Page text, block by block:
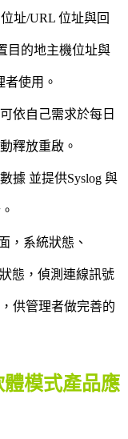
址/URL 位址與回
目的地主機位址與
者使用。
依自己需求於每日
釋放重啟。
據 並提供Syslog 與
，系統狀態、
態，偵測連線訊號
供管理者做完善的
模式產品應